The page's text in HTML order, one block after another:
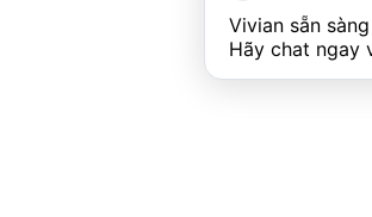
Vivian sẵn
Hãy chat ngay